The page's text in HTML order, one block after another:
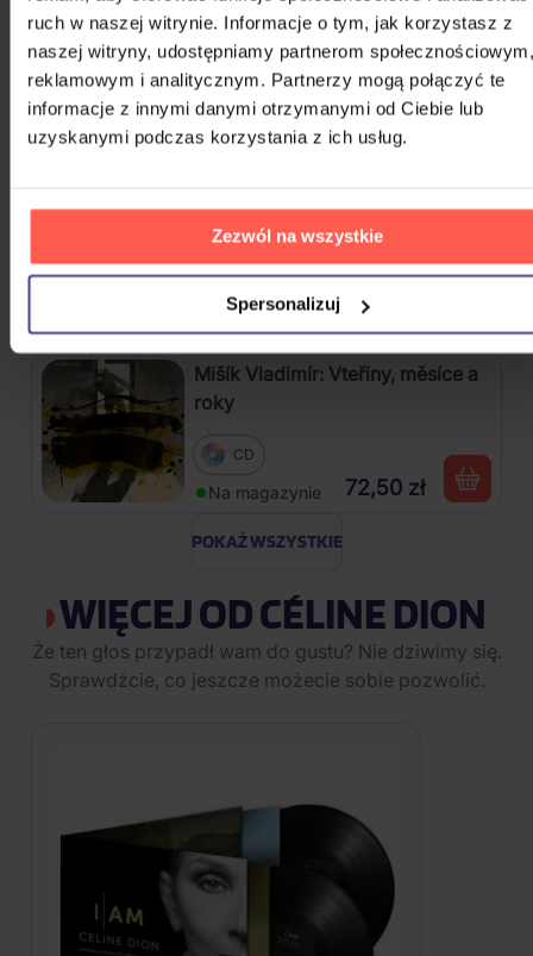
ruch w naszej witrynie. Informacje o tym, jak korzystasz z
naszej witryny, udostępniamy partnerom społecznościowym,
reklamowym i analitycznym. Partnerzy mogą połączyć te
informacje z innymi danymi otrzymanymi od Ciebie lub
uzyskanymi podczas korzystania z ich usług.
Zezwól na wszystkie
Spersonalizuj
Harlej: Best Of 30 let (2006 -
2025) Part 2
CD
Na magazynie 54,40 zł
4CD
Na magazynie 82,60 zł
Mišík Vladimír: Vteřiny, měsíce a
roky
CD
Na magazynie 72,50 zł
POKAŻ WSZYSTKIE
WIĘCEJ OD CÉLINE DION
Że ten głos przypadł wam do gustu? Nie dziwimy się.
Sprawdźcie, co jeszcze możecie sobie pozwolić.